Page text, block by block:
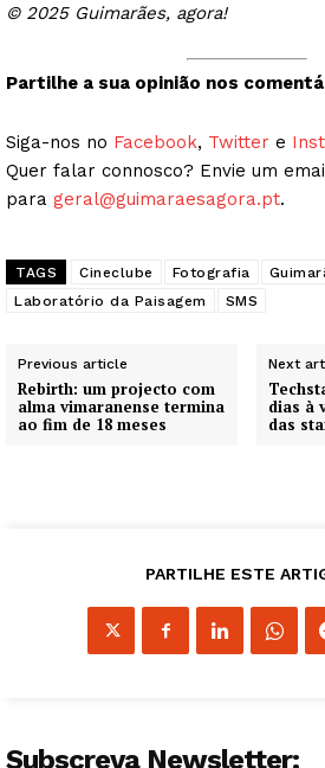
© 2025 Guimarães, agora!
Partilhe a sua opinião nos
Siga-nos no Facebook, Twitter e
Quer falar connosco? Envie um
para geral@guimaraesagora.pt.
TAGS Cineclube Fotografia
Laboratório da Paisagem
SMS
Previous article
Rebirth: um projecto com
alma vimaranense termina
ao fim de 18 meses
Next
dias à
das
PARTILHE ESTE
Subscreva Newsletter: